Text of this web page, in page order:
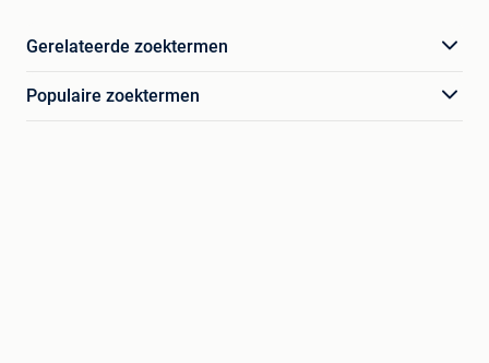
Gerelateerde zoektermen
Populaire zoektermen